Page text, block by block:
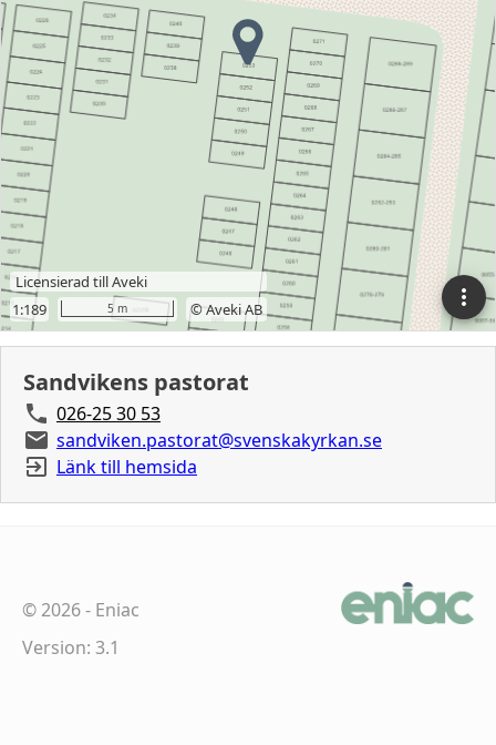
Sandvikens pastorat
026-25 30 53
sandviken.pastorat@svenskakyrkan.se
Länk till hemsida
©2026- Eniac
Version: 3.1